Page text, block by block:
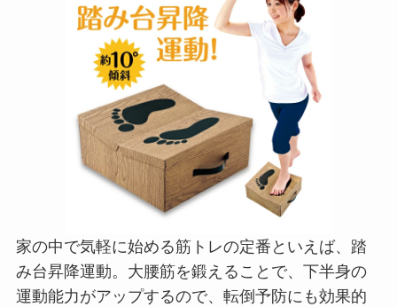
家の中で気軽に始める筋トレの定番といえば、踏
み台昇降運動。大腰筋を鍛えることで、下半身の
運動能力がアップするので、転倒予防にも効果的